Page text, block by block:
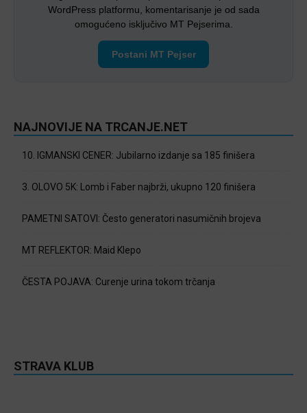
WordPress platformu, komentarisanje je od sada
omogućeno isključivo MT Pejserima.
Postani MT Pejser
NAJNOVIJE NA TRCANJE.NET
10. IGMANSKI CENER: Jubilarno izdanje sa 185 finišera
3. OLOVO 5K: Lomb i Faber najbrži, ukupno 120 finišera
PAMETNI SATOVI: Često generatori nasumičnih brojeva
MT REFLEKTOR: Maid Klepo
ČESTA POJAVA: Curenje urina tokom trčanja
STRAVA KLUB